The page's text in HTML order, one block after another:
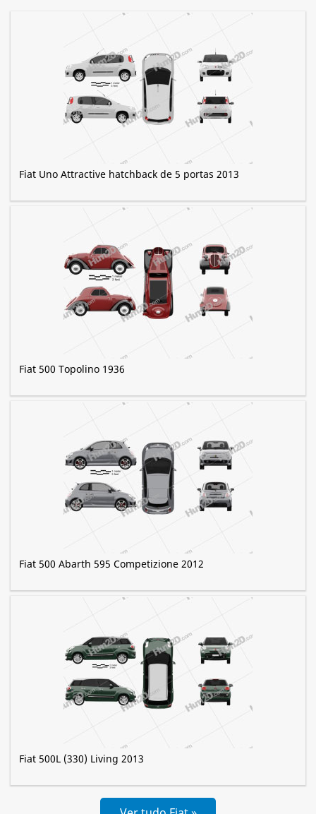
Fiat Uno Attractive hatchback de 5 portas 2013
Fiat 500 Topolino 1936
Fiat 500 Abarth 595 Competizione 2012
Fiat 500L (330) Living 2013